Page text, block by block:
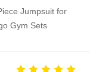
Jumpsuit for
Gym Sets